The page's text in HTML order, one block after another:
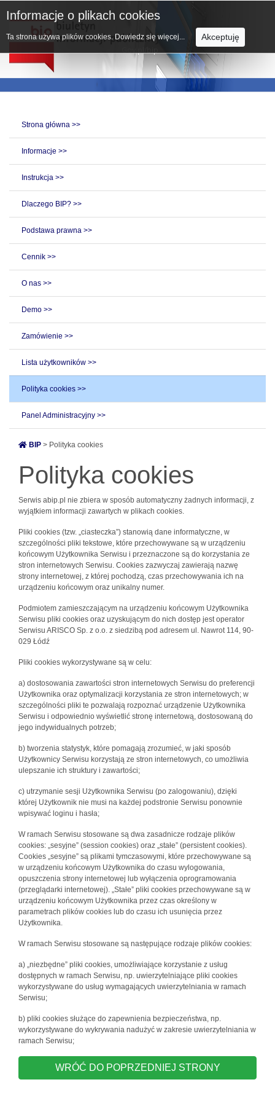
Strona główna >>
Informacje >>
Instrukcja >>
Dlaczego BIP? >>
Podstawa prawna >>
Cennik >>
O nas >>
Demo >>
Zamówienie >>
Lista użytkowników >>
Polityka cookies >>
Panel Administracyjny >>
BIP > Polityka cookies
Polityka cookies
Serwis abip.pl nie zbiera w sposób automatyczny żadnych informacji, z
wyjątkiem informacji zawartych w plikach cookies.
Pliki cookies (tzw. „ciasteczka”) stanowią dane informatyczne, w
szczególności pliki tekstowe, które przechowywane są w urządzeniu
końcowym Użytkownika Serwisu i przeznaczone są do korzystania ze
stron internetowych Serwisu. Cookies zazwyczaj zawierają nazwę
strony internetowej, z której pochodzą, czas przechowywania ich na
urządzeniu końcowym oraz unikalny numer.
Podmiotem zamieszczającym na urządzeniu końcowym Użytkownika
Serwisu pliki cookies oraz uzyskującym do nich dostęp jest operator
Serwisu ARISCO Sp. z o.o. z siedzibą pod adresem ul. Nawrot 114, 90-
029 Łódź
Pliki cookies wykorzystywane są w celu:
a) dostosowania zawartości stron internetowych Serwisu do preferencji
Użytkownika oraz optymalizacji korzystania ze stron internetowych; w
szczególności pliki te pozwalają rozpoznać urządzenie Użytkownika
Serwisu i odpowiednio wyświetlić stronę internetową, dostosowaną do
jego indywidualnych potrzeb;
b) tworzenia statystyk, które pomagają zrozumieć, w jaki sposób
Użytkownicy Serwisu korzystają ze stron internetowych, co umożliwia
ulepszanie ich struktury i zawartości;
c) utrzymanie sesji Użytkownika Serwisu (po zalogowaniu), dzięki
której Użytkownik nie musi na każdej podstronie Serwisu ponownie
wpisywać loginu i hasła;
W ramach Serwisu stosowane są dwa zasadnicze rodzaje plików
cookies: „sesyjne” (session cookies) oraz „stałe” (persistent cookies).
Cookies „sesyjne” są plikami tymczasowymi, które przechowywane są
w urządzeniu końcowym Użytkownika do czasu wylogowania,
opuszczenia strony internetowej lub wyłączenia oprogramowania
(przeglądarki internetowej). „Stałe” pliki cookies przechowywane są w
urządzeniu końcowym Użytkownika przez czas określony w
parametrach plików cookies lub do czasu ich usunięcia przez
Użytkownika.
W ramach Serwisu stosowane są następujące rodzaje plików cookies:
a) „niezbędne” pliki cookies, umożliwiające korzystanie z usług
dostępnych w ramach Serwisu, np. uwierzytelniające pliki cookies
wykorzystywane do usług wymagających uwierzytelniania w ramach
Serwisu;
b) pliki cookies służące do zapewnienia bezpieczeństwa, np.
wykorzystywane do wykrywania nadużyć w zakresie uwierzytelniania w
ramach Serwisu;
WRÓĆ DO POPRZEDNIEJ STRONY
Informacje o plikach cookies
Ta strona używa plików cookies. Dowiedz się więcej... Akceptuję